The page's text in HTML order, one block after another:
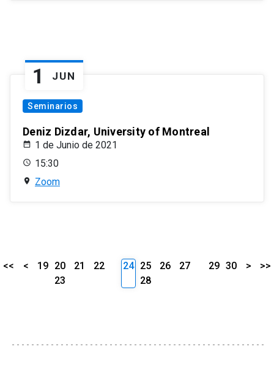
1 JUN
Seminarios
Deniz Dizdar, University of Montreal
1 de Junio de 2021
15:30
Zoom
<< < 19 20 21
22
23
24 25 26
27
28
29 30 > >>